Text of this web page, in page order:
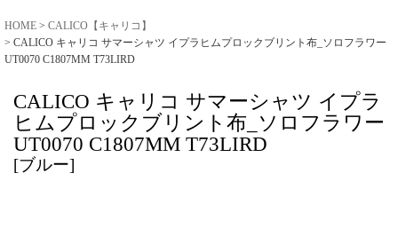
HOME > CALICO【キャリコ】
> CALICO キャリコ サマーシャツ イプラヒムプロックブリント布_ソロフラワー
UT0070 C1807MM T73LIRD
CALICO キャリコ サマーシャツ イプラ
ヒムプロックブリント布_ソロフラワー
UT0070 C1807MM T73LIRD
[ブルー]